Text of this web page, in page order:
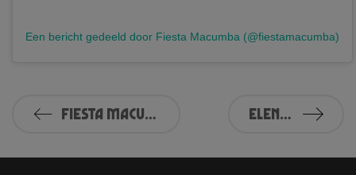
Een bericht gedeeld door Fiesta Macumba (@fiestamacumba)
Fiesta Macumba Makes Its Debut in Deventer This Friday! Elena Rose live at Festival Macumba!